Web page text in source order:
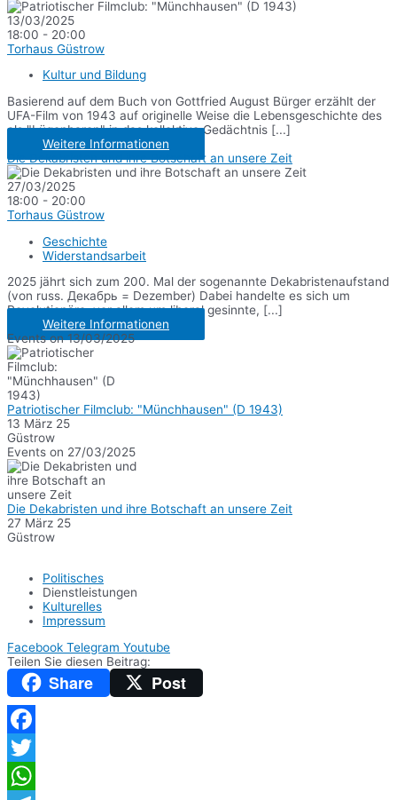
13/03/2025
18:00 - 20:00
Torhaus Güstrow
Kultur und Bildung
Basierend auf dem Buch von Gottfried August Bürger erzählt der
UFA-Film von 1943 auf originelle Weise die Lebensgeschichte des
als "Lügenbaron" in das kollektive Gedächtnis [...]
Weitere Informationen
Die Dekabristen und ihre Botschaft an unsere Zeit
27/03/2025
18:00 - 20:00
Torhaus Güstrow
Geschichte
Widerstandsarbeit
2025 jährt sich zum 200. Mal der sogenannte Dekabristenaufstand
(von russ. Декабрь = Dezember) Dabei handelte es sich um
Revolutionäre, vor allem um liberal gesinnte, [...]
Weitere Informationen
Events on 13/03/2025
Patriotischer Filmclub: "Münchhausen" (D 1943)
13 März 25
Güstrow
Events on 27/03/2025
Die Dekabristen und ihre Botschaft an unsere Zeit
27 März 25
Güstrow
Politisches
Dienstleistungen
Kulturelles
Impressum
Facebook Telegram Youtube
Teilen Sie diesen Beitrag:
Share Post
Facebook
Twitter